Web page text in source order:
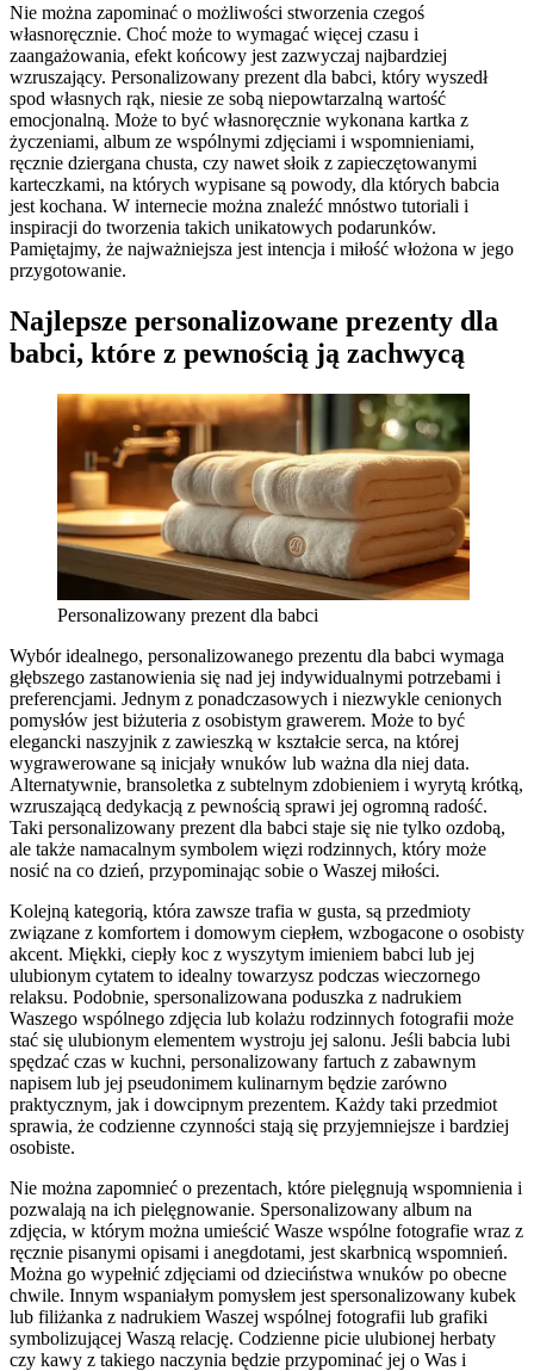
Nie można zapominać o możliwości stworzenia czegoś
własnoręcznie. Choć może to wymagać więcej czasu i
zaangażowania, efekt końcowy jest zazwyczaj najbardziej
wzruszający. Personalizowany prezent dla babci, który wyszedł
spod własnych rąk, niesie ze sobą niepowtarzalną wartość
emocjonalną. Może to być własnoręcznie wykonana kartka z
życzeniami, album ze wspólnymi zdjęciami i wspomnieniami,
ręcznie dziergana chusta, czy nawet słoik z zapieczętowanymi
karteczkami, na których wypisane są powody, dla których babcia
jest kochana. W internecie można znaleźć mnóstwo tutoriali i
inspiracji do tworzenia takich unikatowych podarunków.
Pamiętajmy, że najważniejsza jest intencja i miłość włożona w jego
przygotowanie.
Najlepsze personalizowane prezenty dla
babci, które z pewnością ją zachwycą
Personalizowany prezent dla babci
Wybór idealnego, personalizowanego prezentu dla babci wymaga
głębszego zastanowienia się nad jej indywidualnymi potrzebami i
preferencjami. Jednym z ponadczasowych i niezwykle cenionych
pomysłów jest biżuteria z osobistym grawerem. Może to być
elegancki naszyjnik z zawieszką w kształcie serca, na której
wygrawerowane są inicjały wnuków lub ważna dla niej data.
Alternatywnie, bransoletka z subtelnym zdobieniem i wyrytą krótką,
wzruszającą dedykacją z pewnością sprawi jej ogromną radość.
Taki personalizowany prezent dla babci staje się nie tylko ozdobą,
ale także namacalnym symbolem więzi rodzinnych, który może
nosić na co dzień, przypominając sobie o Waszej miłości.
Kolejną kategorią, która zawsze trafia w gusta, są przedmioty
związane z komfortem i domowym ciepłem, wzbogacone o osobisty
akcent. Miękki, ciepły koc z wyszytym imieniem babci lub jej
ulubionym cytatem to idealny towarzysz podczas wieczornego
relaksu. Podobnie, spersonalizowana poduszka z nadrukiem
Waszego wspólnego zdjęcia lub kolażu rodzinnych fotografii może
stać się ulubionym elementem wystroju jej salonu. Jeśli babcia lubi
spędzać czas w kuchni, personalizowany fartuch z zabawnym
napisem lub jej pseudonimem kulinarnym będzie zarówno
praktycznym, jak i dowcipnym prezentem. Każdy taki przedmiot
sprawia, że codzienne czynności stają się przyjemniejsze i bardziej
osobiste.
Nie można zapomnieć o prezentach, które pielęgnują wspomnienia i
pozwalają na ich pielęgnowanie. Spersonalizowany album na
zdjęcia, w którym można umieścić Wasze wspólne fotografie wraz z
ręcznie pisanymi opisami i anegdotami, jest skarbnicą wspomnień.
Można go wypełnić zdjęciami od dzieciństwa wnuków po obecne
chwile. Innym wspaniałym pomysłem jest spersonalizowany kubek
lub filiżanka z nadrukiem Waszej wspólnej fotografii lub grafiki
symbolizującej Waszą relację. Codzienne picie ulubionej herbaty
czy kawy z takiego naczynia będzie przypominać jej o Was i